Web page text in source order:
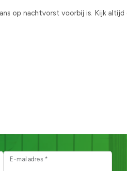
op nachtvorst voorbij is. Kijk altijd
E-mailadres *